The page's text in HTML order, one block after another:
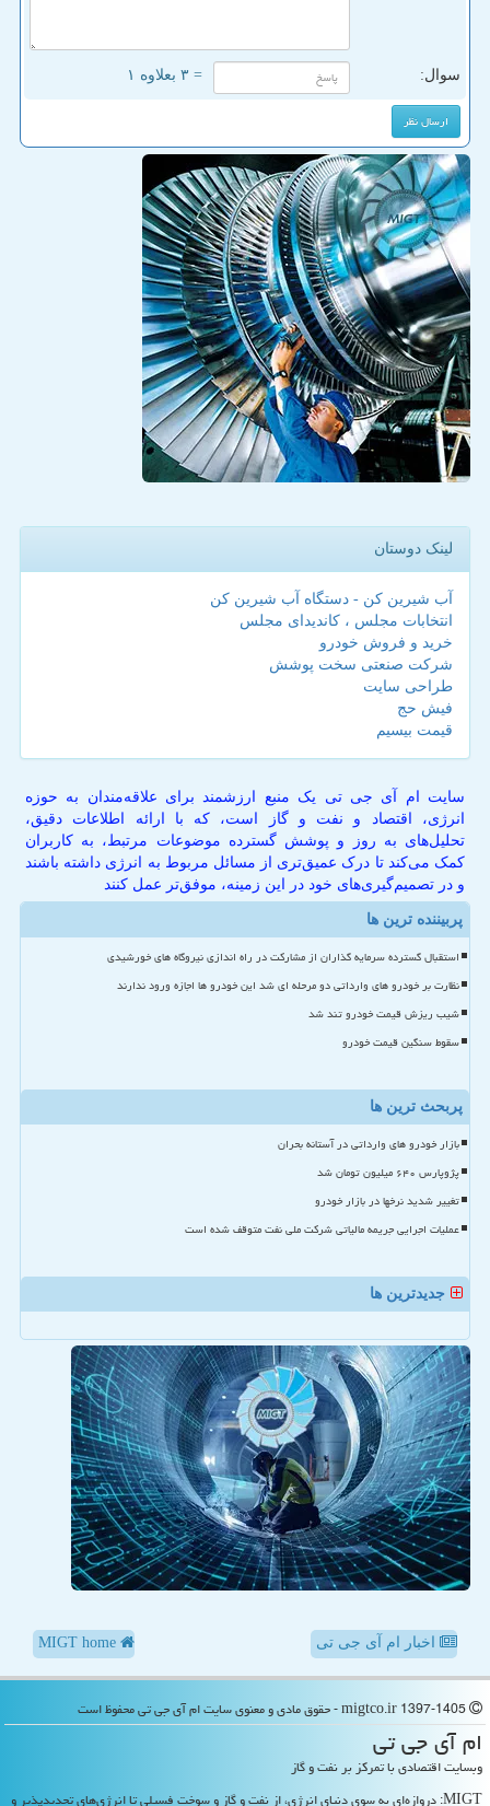
سوال: = ۳ بعلاوه ۱
لینک دوستان
آب شیرین کن - دستگاه آب شیرین کن
انتخابات مجلس ، کاندیدای مجلس
خرید و فروش خودرو
شرکت صنعتی سخت پوشش
طراحی سایت
فیش حج
قیمت بیسیم
سایت ام آی جی تی یک منبع ارزشمند برای علاقه‌مندان به حوزه
انرژی، اقتصاد و نفت و گاز است، که با ارائه اطلاعات دقیق،
تحلیل‌های به روز و پوشش گسترده موضوعات مرتبط، به کاربران
کمک می‌کند تا درک عمیق‌تری از مسائل مربوط به انرژی داشته باشند
و در تصمیم‌گیری‌های خود در این زمینه، موفق‌تر عمل کنند
پربیننده ترین ها
استقبال گسترده سرمایه گذاران از مشارکت در راه اندازی نیروگاه های خورشیدی
نظارت بر خودرو های وارداتی دو مرحله ای شد این خودرو ها اجازه ورود ندارند
شیب ریزش قیمت خودرو تند شد
سقوط سنگین قیمت خودرو
پربحث ترین ها
بازار خودرو های وارداتی در آستانه بحران
پژوپارس ۶۴۰ میلیون تومان شد
تغییر شدید نرخها در بازار خودرو
عملیات اجرایی جریمه مالیاتی شرکت ملی نفت متوقف شده است
جدیدترین ها
اخبار ام آی جی تی
ام آی جی تی
وبسایت اقتصادی با تمرکز بر نفت و گاز
MIGT: دروازه‌ای به سوی دنیای انرژی، از نفت و گاز و سوخت فسیلی تا انرژی‌های تجدیدپذیر و